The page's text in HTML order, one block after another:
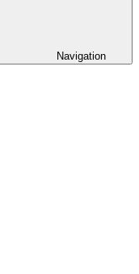
Navigation